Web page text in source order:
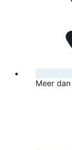
Meer dan